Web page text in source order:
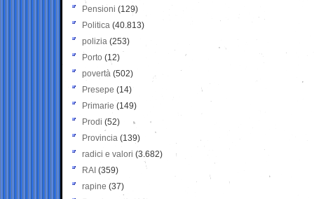
Pensioni (129)
Politica (40.813)
polizia (253)
Porto (12)
povertà (502)
Presepe (14)
Primarie (149)
Prodi (52)
Provincia (139)
radici e valori (3.682)
RAI (359)
rapine (37)